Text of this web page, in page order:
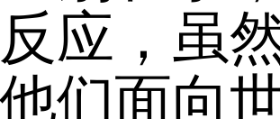
应，虽
们面向